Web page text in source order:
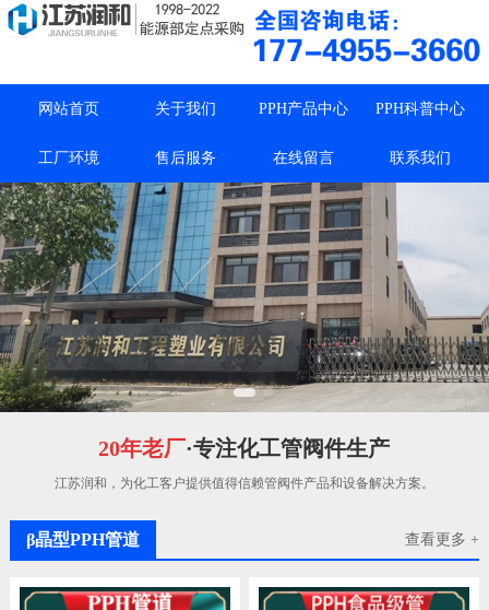
网站首页 关于我们 PPH产品中心 PPH科普中心
工厂环境 售后服务 在线留言 联系我们
20年老厂·专注化工管阀件生产
江苏润和，为化工客户提供值得信赖管阀件产品和设备解决方案。
查看更多 +
β晶型PPH管道